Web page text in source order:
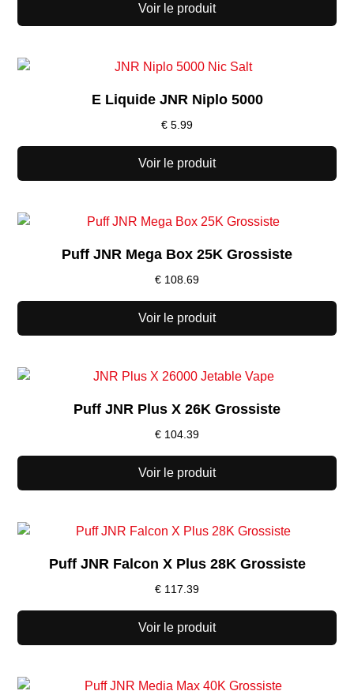
Voir le produit
E Liquide JNR Niplo 5000
€ 5.99
Voir le produit
Puff JNR Mega Box 25K Grossiste
€ 108.69
Voir le produit
Puff JNR Plus X 26K Grossiste
€ 104.39
Voir le produit
Puff JNR Falcon X Plus 28K Grossiste
€ 117.39
Voir le produit